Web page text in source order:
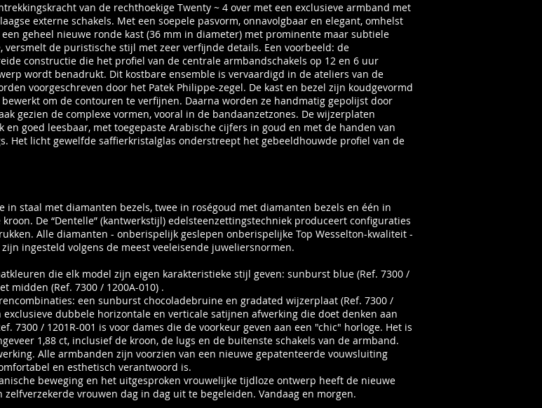
van de rechthoekige Twenty ~ 4 over met een exclusieve armband met
externe schakels. Met een soepele pasvorm, onnavolgbaar en elegant, omhelst
geheel nieuwe ronde kast (36 mm in diameter) met prominente maar subtiele
de puristische stijl met zeer verfijnde details. Een voorbeeld: de
constructie die het profiel van de centrale armbandschakels op 12 en 6 uur
wordt benadrukt. Dit kostbare ensemble is vervaardigd in de ateliers van de
voorgeschreven door het Patek Philippe-zegel. De kast en bezel zijn koudgevormd
om de contouren te verfijnen. Daarna worden ze handmatig gepolijst door
gezien de complexe vormen, vooral in de bandaanzetzones. De wijzerplaten
goed leesbaar, met toegepaste Arabische cijfers in goud en met de handen van
Het licht gewelfde saffierkristalglas onderstreept het gebeeldhouwde profiel van de
in staal met diamanten bezels, twee in roségoud met diamanten bezels en één in
De “Dentelle” (kantwerkstijl) edelsteenzettingstechniek produceert configuraties
Alle diamanten - onberispelijk geslepen onberispelijke Top Wesselton-kwaliteit -
ingesteld volgens de meest veeleisende juweliersnormen.
die elk model zijn eigen karakteristieke stijl geven: sunburst blue (Ref. 7300 /
midden (Ref. 7300 / 1200A-010) .
een sunburst chocoladebruine en gradated wijzerplaat (Ref. 7300 /
dubbele horizontale en verticale satijnen afwerking die doet denken aan
7300 / 1201R-001 is voor dames die de voorkeur geven aan een "chic" horloge. Het is
1,88 ct, inclusief de kroon, de lugs en de buitenste schakels van de armband.
Alle armbanden zijn voorzien van een nieuwe gepatenteerde vouwsluiting
en esthetisch verantwoord is.
beweging en het uitgesproken vrouwelijke tijdloze ontwerp heeft de nieuwe
vrouwen dag in dag uit te begeleiden. Vandaag en morgen.